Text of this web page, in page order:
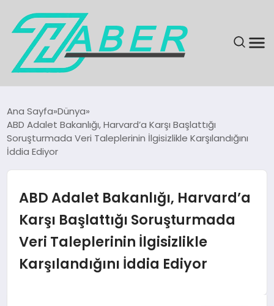
GÜNDEM
MAGAZIN
EĞITIM
KÜLTÜR & SANAT
Ana Sayfa Dünya
ABD Adalet Bakanlığı, Harvard’a Karşı Başlattığı
Soruşturmada Veri Taleplerinin İlgisizlikle Karşılandığını
İddia Ediyor
ABD Adalet Bakanlığı, Harvard’a
Karşı Başlattığı Soruşturmada
Veri Taleplerinin İlgisizlikle
Karşılandığını İddia Ediyor